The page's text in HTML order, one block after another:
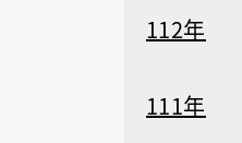
112年
111年